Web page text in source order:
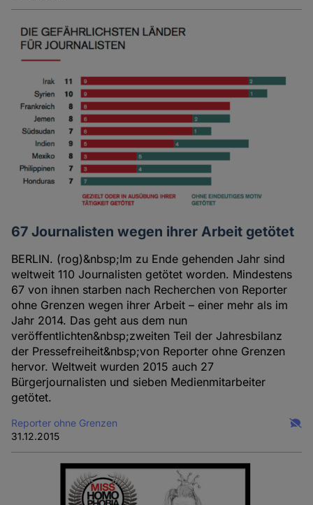
67 Journalisten wegen ihrer Arbeit getötet
BERLIN. (rog)&nbsp;Im zu Ende gehenden Jahr sind
weltweit 110 Journalisten getötet worden. Mindestens
67 von ihnen starben nach Recherchen von Reporter
ohne Grenzen wegen ihrer Arbeit – einer mehr als im
Jahr 2014. Das geht aus dem nun
veröffentlichten&nbsp;zweiten Teil der Jahresbilanz
der Pressefreiheit&nbsp;von Reporter ohne Grenzen
hervor. Weltweit wurden 2015 auch 27
Bürgerjournalisten und sieben Medienmitarbeiter
getötet.
Reporter ohne Grenzen
31.12.2015